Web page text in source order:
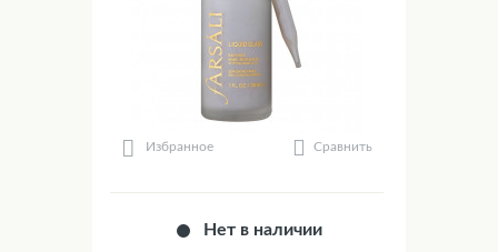
Избранное Сравнить
Нет в наличии